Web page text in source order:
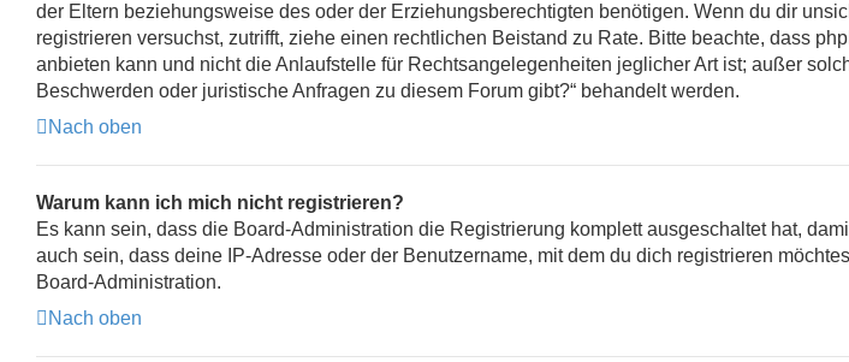
der Eltern beziehungsweise des oder der Erziehungsberechtigten benötigen. Wenn du dir
registrieren versuchst, zutrifft, ziehe einen rechtlichen Beistand zu Rate. Bitte beachte, dass
anbieten kann und nicht die Anlaufstelle für Rechtsangelegenheiten jeglicher Art ist; außer
Beschwerden oder juristische Anfragen zu diesem Forum gibt?“ behandelt werden.
Nach oben
Warum kann ich mich nicht registrieren?
Es kann sein, dass die Board-Administration die Registrierung komplett ausgeschaltet hat,
auch sein, dass deine IP-Adresse oder der Benutzername, mit dem du dich registrieren
Board-Administration.
Nach oben